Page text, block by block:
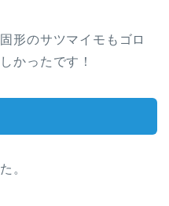
形のサツマイモもゴロ
かったです！
。